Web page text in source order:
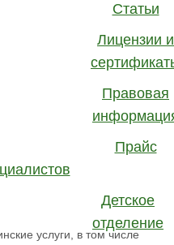
Статьи
Лицензии и
Правовая
Прайс
Детское
отделение
использовать наш сайт,
файлов Cookie и
сохранение Cookie в
или прекратить
услуги, в том числе